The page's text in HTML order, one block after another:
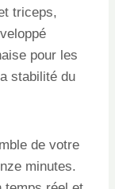
triceps,
pour les
stabilité du
de votre
minutes.